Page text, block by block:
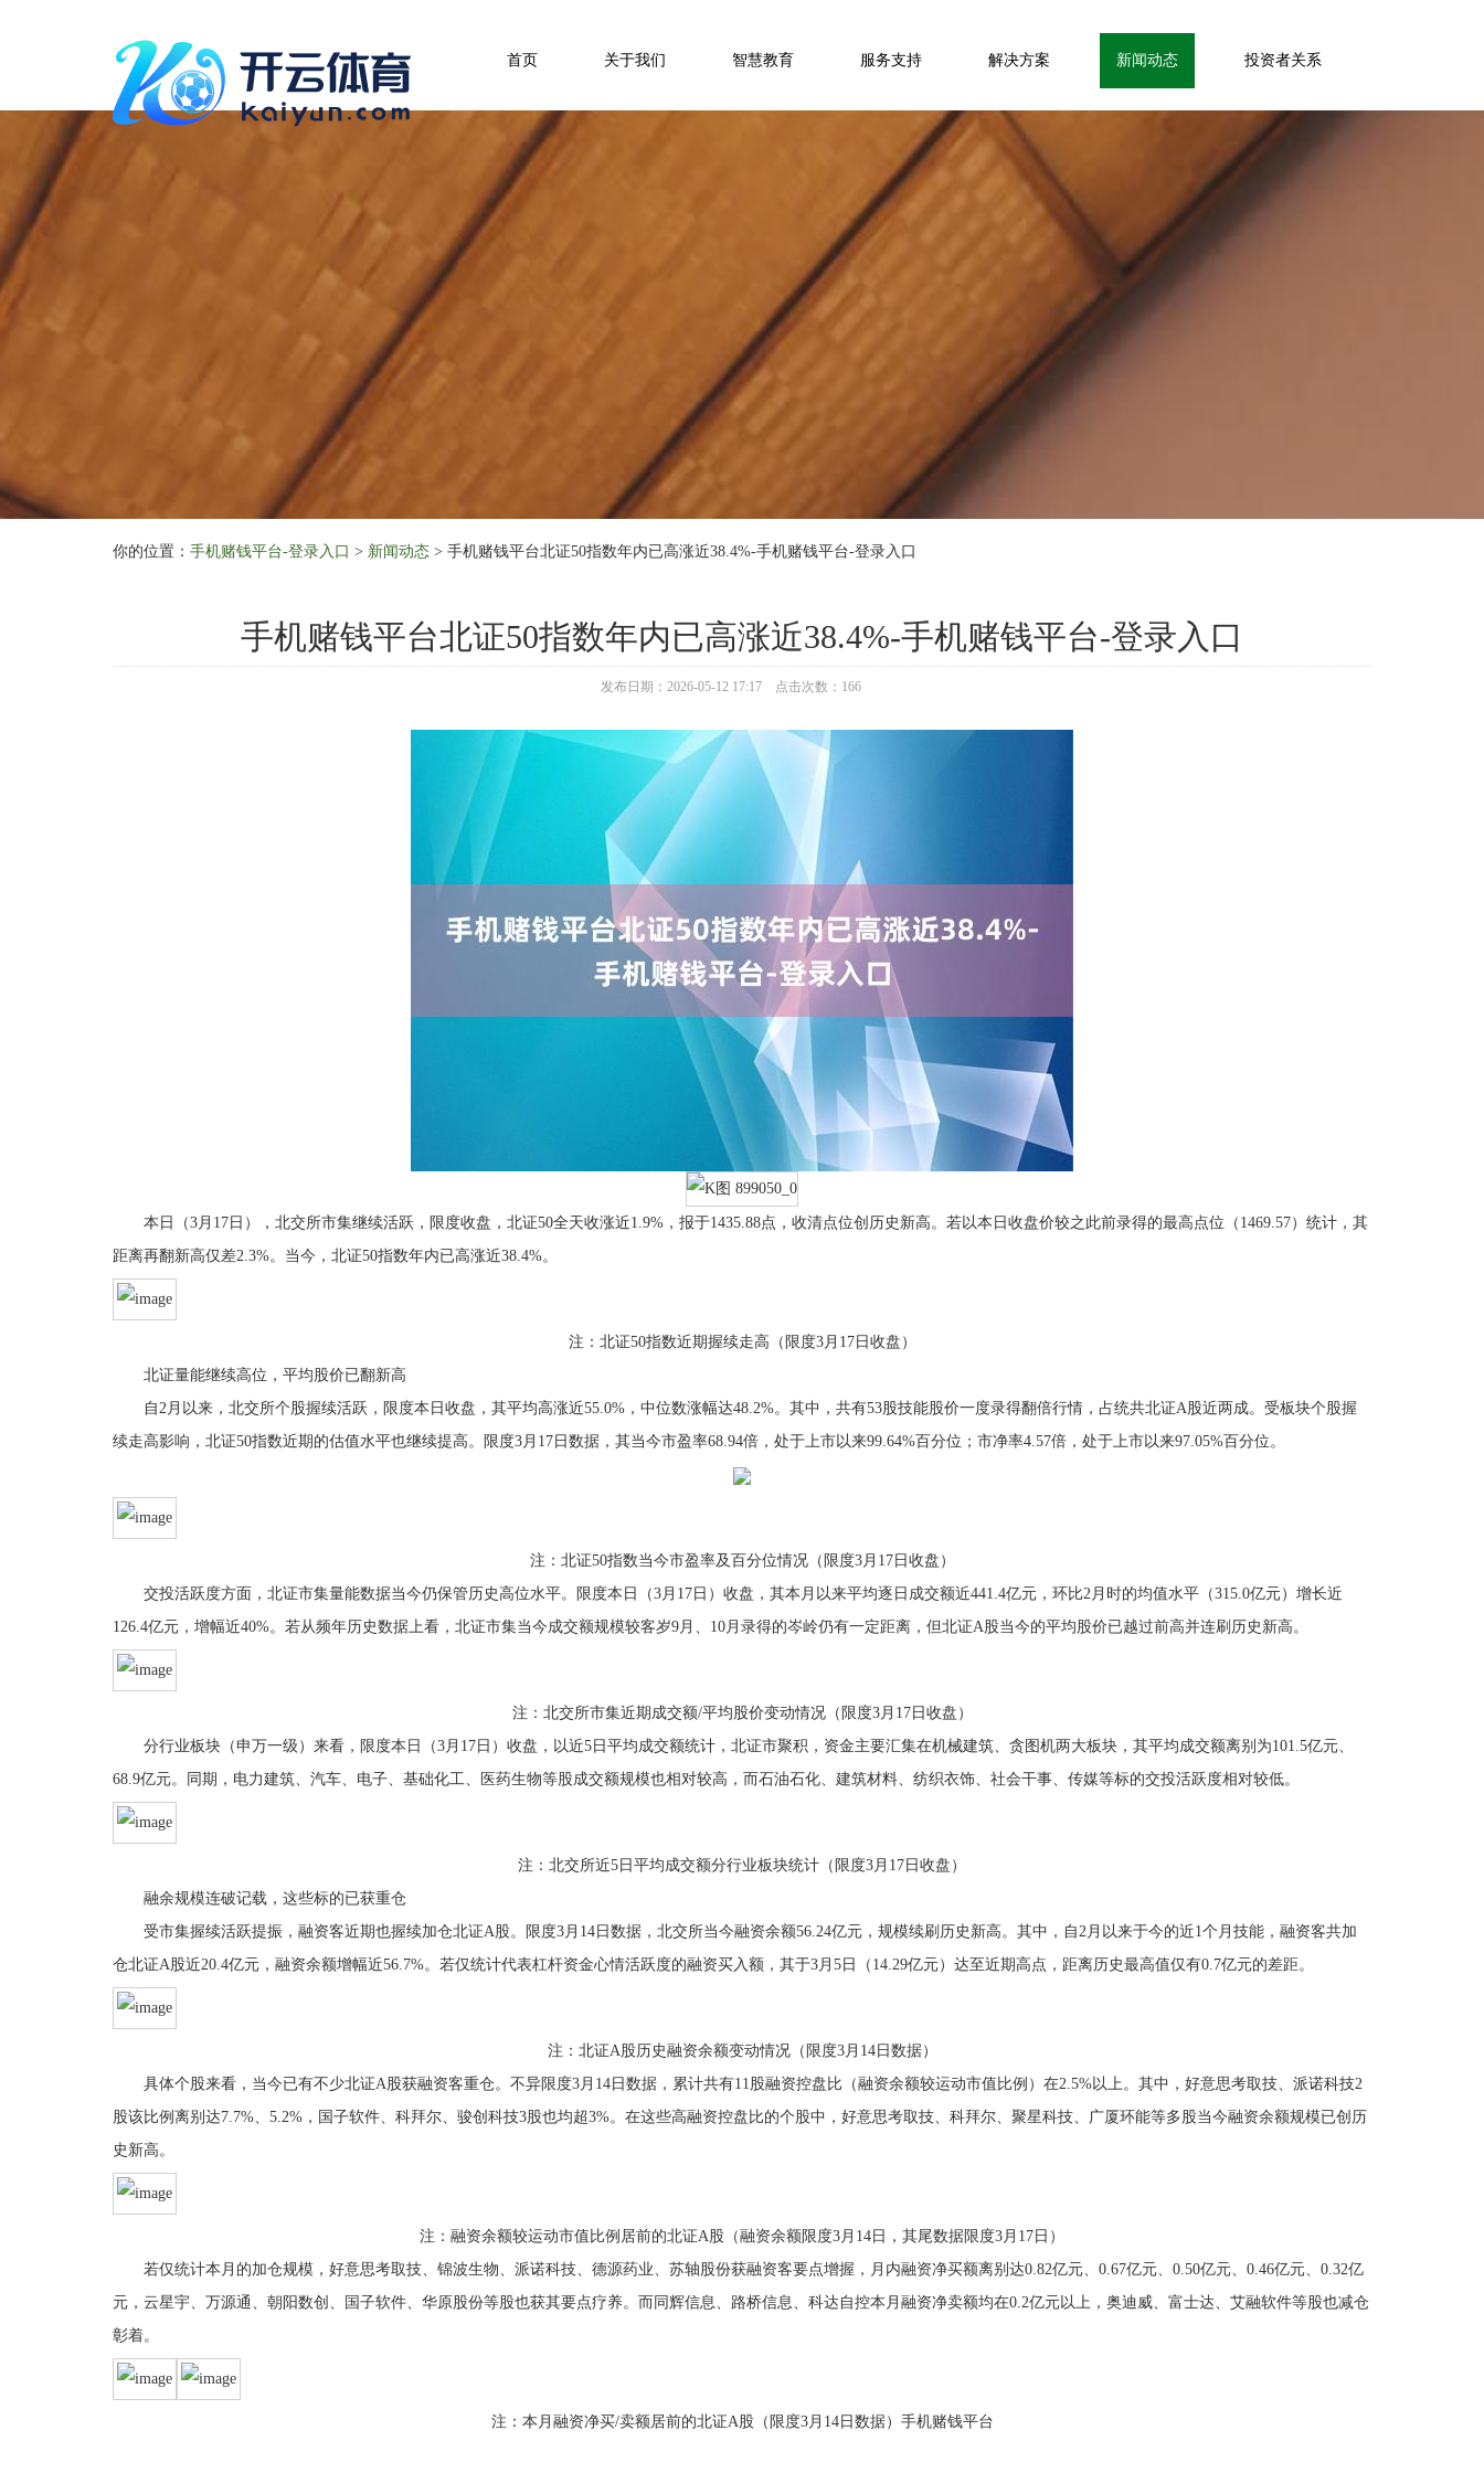
首页 关于我们 智慧教育 服务支持 解决方案 新闻动态 投资者关系
你的位置： 手机赌钱平台-登录入口 > 新闻动态 > 手机赌钱平台北证50指数年内已高涨近38.4%-手机赌钱平台-登录入口
手机赌钱平台北证50指数年内已高涨近38.4%-手机赌钱平台-登录入口
发布日期：2026-05-12 17:17 点击次数：166
本日（3月17日），北交所市集继续活跃，限度收盘，北证50全天收涨近1.9%，报于1435.88点，收清点位创历史新高。若以本日收盘价较之此前录得的最高点位（1469.57）统计，其
距离再翻新高仅差2.3%。当今，北证50指数年内已高涨近38.4%。
注：北证50指数近期握续走高（限度3月17日收盘）
北证量能继续高位，平均股价已翻新高
自2月以来，北交所个股握续活跃，限度本日收盘，其平均高涨近55.0%，中位数涨幅达48.2%。其中，共有53股技能股价一度录得翻倍行情，占统共北证A股近两成。受板块个股握
续走高影响，北证50指数近期的估值水平也继续提高。限度3月17日数据，其当今市盈率68.94倍，处于上市以来99.64%百分位；市净率4.57倍，处于上市以来97.05%百分位。
注：北证50指数当今市盈率及百分位情况（限度3月17日收盘）
交投活跃度方面，北证市集量能数据当今仍保管历史高位水平。限度本日（3月17日）收盘，其本月以来平均逐日成交额近441.4亿元，环比2月时的均值水平（315.0亿元）增长近
126.4亿元，增幅近40%。若从频年历史数据上看，北证市集当今成交额规模较客岁9月、10月录得的岑岭仍有一定距离，但北证A股当今的平均股价已越过前高并连刷历史新高。
注：北交所市集近期成交额/平均股价变动情况（限度3月17日收盘）
分行业板块（申万一级）来看，限度本日（3月17日）收盘，以近5日平均成交额统计，北证市聚积，资金主要汇集在机械建筑、贪图机两大板块，其平均成交额离别为101.5亿元、
68.9亿元。同期，电力建筑、汽车、电子、基础化工、医药生物等股成交额规模也相对较高，而石油石化、建筑材料、纺织衣饰、社会干事、传媒等标的交投活跃度相对较低。
注：北交所近5日平均成交额分行业板块统计（限度3月17日收盘）
融余规模连破记载，这些标的已获重仓
受市集握续活跃提振，融资客近期也握续加仓北证A股。限度3月14日数据，北交所当今融资余额56.24亿元，规模续刷历史新高。其中，自2月以来于今的近1个月技能，融资客共加
仓北证A股近20.4亿元，融资余额增幅近56.7%。若仅统计代表杠杆资金心情活跃度的融资买入额，其于3月5日（14.29亿元）达至近期高点，距离历史最高值仅有0.7亿元的差距。
注：北证A股历史融资余额变动情况（限度3月14日数据）
具体个股来看，当今已有不少北证A股获融资客重仓。不异限度3月14日数据，累计共有11股融资控盘比（融资余额较运动市值比例）在2.5%以上。其中，好意思考取技、派诺科技2
股该比例离别达7.7%、5.2%，国子软件、科拜尔、骏创科技3股也均超3%。在这些高融资控盘比的个股中，好意思考取技、科拜尔、聚星科技、广厦环能等多股当今融资余额规模已创历
史新高。
注：融资余额较运动市值比例居前的北证A股（融资余额限度3月14日，其尾数据限度3月17日）
若仅统计本月的加仓规模，好意思考取技、锦波生物、派诺科技、德源药业、苏轴股份获融资客要点增握，月内融资净买额离别达0.82亿元、0.67亿元、0.50亿元、0.46亿元、0.32亿
元，云星宇、万源通、朝阳数创、国子软件、华原股份等股也获其要点疗养。而同辉信息、路桥信息、科达自控本月融资净卖额均在0.2亿元以上，奥迪威、富士达、艾融软件等股也减仓
彰着。
注：本月融资净买/卖额居前的北证A股（限度3月14日数据）手机赌钱平台